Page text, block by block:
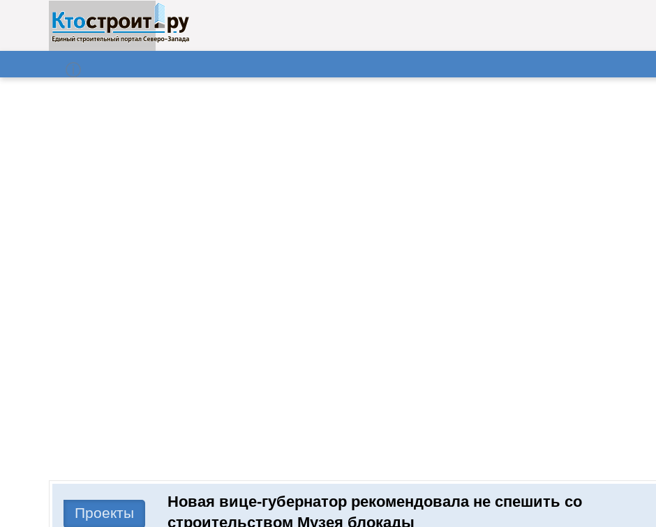
Проекты
Новая вице-губернатор рекомендовала не спешить со
строительством Музея блокады